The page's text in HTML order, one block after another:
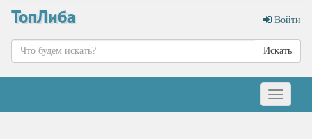
ТопЛиба Войти
Искать
Меню